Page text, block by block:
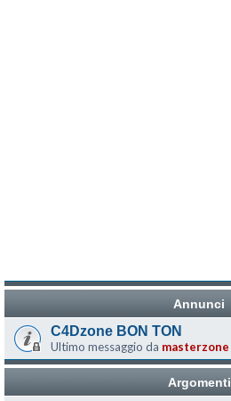
Annunci
C4Dzone BON TON
Ultimo messaggio da masterzone
Argomenti